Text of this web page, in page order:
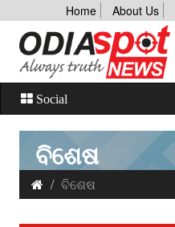
Home About Us
Social
ବିଶେଷ
ବିଶେଷ